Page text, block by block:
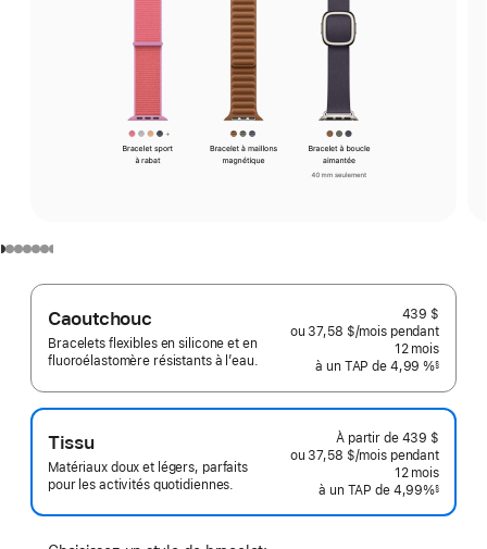
Caoutchouc
Bracelets flexibles en silicone et en
fluoroélastomère résistants à l’eau.
439 $
ou 37,58 $/mois par mois
pendant
12 mois
à un TAP de 4,99 %§
Tissu
Matériaux doux et légers, parfaits
pour les activités quotidiennes.
À partir de 439 $
ou 37,58 $/mois par
mois
pendant
12 mois
à un TAP de 4,99%§